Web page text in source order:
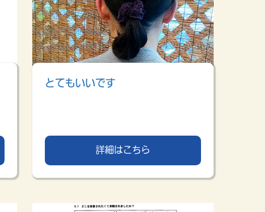
とてもいいです
詳細はこちら